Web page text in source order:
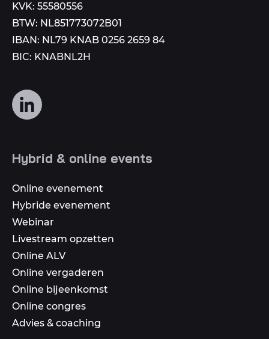
KVK: 55580556
BTW: NL851773072B01
IBAN: NL79 KNAB 0256 2659 84
BIC: KNABNL2H
Volg
ons
media
Hybrid & online events
Online evenement
Hybride evenement
Webinar
Livestream opzetten
Online ALV
Online vergaderen
Online bijeenkomst
Online congres
Advies & coaching